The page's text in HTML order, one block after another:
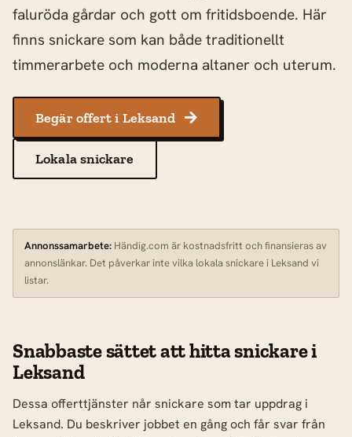
faluröda gårdar och gott om fritidsboende. Här
finns snickare som kan både traditionellt
timmerarbete och moderna altaner och uterum.
Begär offert i Leksand 
Lokala snickare
Annonssamarbete: Händig.com är kostnadsfritt och finansieras av
annonslänkar. Det påverkar inte vilka lokala snickare i Leksand vi
listar.
Snabbaste sättet att hitta snickare i
Leksand
Dessa offerttjänster når snickare som tar uppdrag i
Leksand. Du beskriver jobbet en gång och får svar från